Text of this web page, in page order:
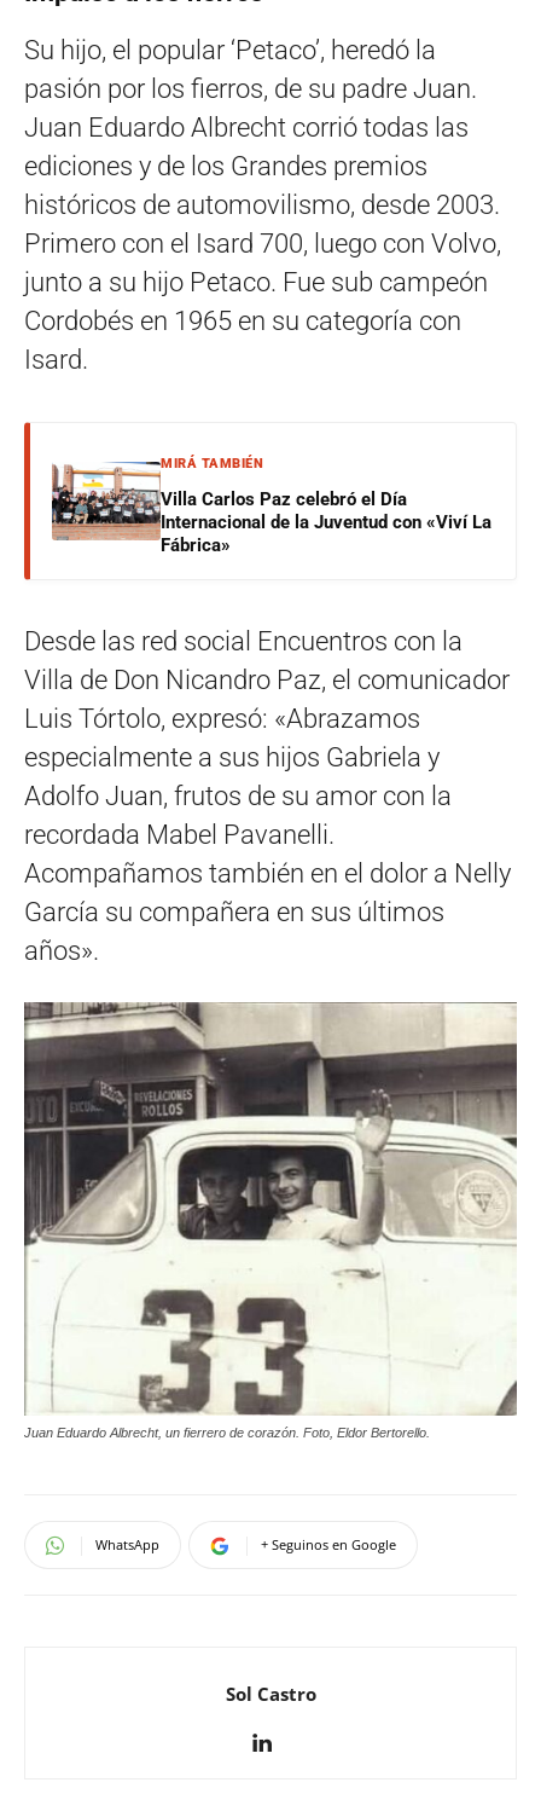
Su hijo, el popular ‘Petaco’, heredó la
pasión por los fierros, de su padre Juan.
Juan Eduardo Albrecht corrió todas las
ediciones y de los Grandes premios
históricos de automovilismo, desde 2003.
Primero con el Isard 700, luego con Volvo,
junto a su hijo Petaco. Fue sub campeón
Cordobés en 1965 en su categoría con
Isard.
MIRÁ TAMBIÉN
Villa Carlos Paz celebró el Día
Internacional de la Juventud con «Viví La
Fábrica»
Desde las red social Encuentros con la
Villa de Don Nicandro Paz, el comunicador
Luis Tórtolo, expresó: «Abrazamos
especialmente a sus hijos Gabriela y
Adolfo Juan, frutos de su amor con la
recordada Mabel Pavanelli.
Acompañamos también en el dolor a Nelly
García su compañera en sus últimos
años».
Juan Eduardo Albrecht, un fierrero de corazón. Foto, Eldor Bertorello.
WhatsApp + Seguinos en Google
Sol Castro